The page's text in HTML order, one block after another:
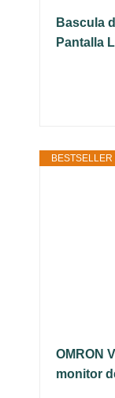
Bascula
Pantalla
BESTSELLER
OMRON
monitor